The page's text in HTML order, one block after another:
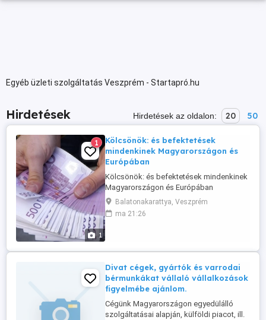
Egyéb üzleti szolgáltatás Veszprém - Startapró.hu
Hirdetések Hirdetések az oldalon: 20 50
1
1
Kölcsönök: és befektetések
mindenkinek Magyarországon és
Európában
Kölcsönök: és befektetések mindenkinek
Magyarországon és Európában
Finanszírozást keres vállalkozás
indításához, kereskedelmi tevékenység
elindításához, mezőgazdasági
mezőgazdasági felszerelések
vásárlásához, adósságok törlesztéséhez
...
Balatonakarattya, Veszprém
ma 21:26
Divat cégek, gyártók és varrodai
bérmunkákat vállaló vállalkozások
figyelmébe ajánlom.
Cégünk Magyarországon egyedülálló
szolgáltatásai alapján, külföldi piacot, ill.